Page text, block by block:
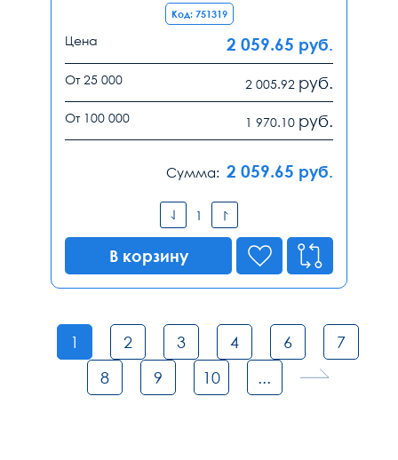
Код: 751319
Цена 2 059.65 руб.
От 25 000 2 005.92 руб.
От 100 000 1 970.10 руб.
Сумма: 2 059.65 руб.
В корзину
1 2 3 4 6
7
8
9 10 ...